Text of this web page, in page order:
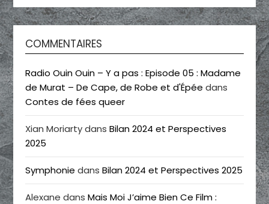
COMMENTAIRES
Radio Ouin Ouin – Y a pas : Episode 05 : Madame
de Murat – De Cape, de Robe et d'Épée dans
Contes de fées queer
Xian MoriartydansBilan 2024 et Perspectives
2025
Symphonie dansBilan 2024 et Perspectives 2025
Alexane dansMais Moi J’aime Bien Ce Film :